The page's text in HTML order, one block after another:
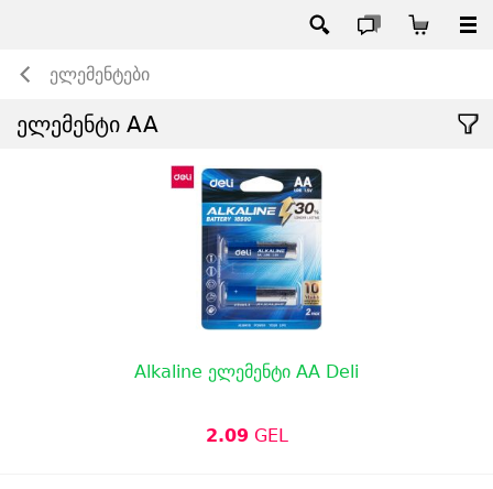
ელემენტები
ელემენტი AA
Alkaline ელემენტი AA Deli
2.09 GEL